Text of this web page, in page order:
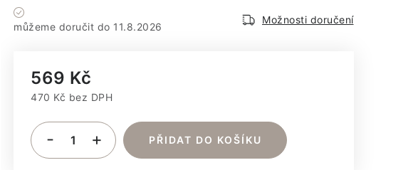
11.8.2026
Možnosti doručení
569 Kč
470 Kč bez DPH
PŘIDAT DO KOŠÍKU